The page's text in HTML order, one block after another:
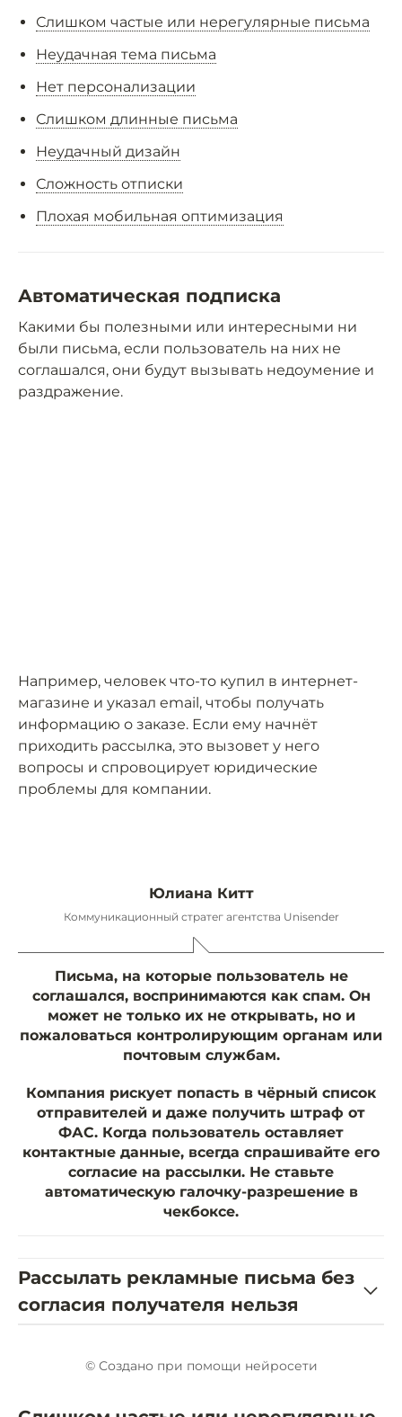
Слишком частые или нерегулярные письма
Неудачная тема письма
Нет персонализации
Слишком длинные письма
Неудачный дизайн
Сложность отписки
Плохая мобильная оптимизация
Автоматическая подписка
Какими бы полезными или интересными ни
были письма, если пользователь на них не
соглашался, они будут вызывать недоумение и
раздражение.
Например, человек что-то купил в интернет-
магазине и указал email, чтобы получать
информацию о заказе. Если ему начнёт
приходить рассылка, это вызовет у него
вопросы и спровоцирует юридические
проблемы для компании.
Юлиана Китт
Коммуникационный стратег агентства Unisender
Письма, на которые пользователь не
соглашался, воспринимаются как спам. Он
может не только их не открывать, но и
пожаловаться контролирующим органам или
почтовым службам.
Компания рискует попасть в чёрный список
отправителей и даже получить штраф от
ФАС. Когда пользователь оставляет
контактные данные, всегда спрашивайте его
согласие на рассылки. Не ставьте
автоматическую галочку-разрешение в
чекбоксе.
Рассылать рекламные письма без
согласия получателя нельзя
© Создано при помощи нейросети